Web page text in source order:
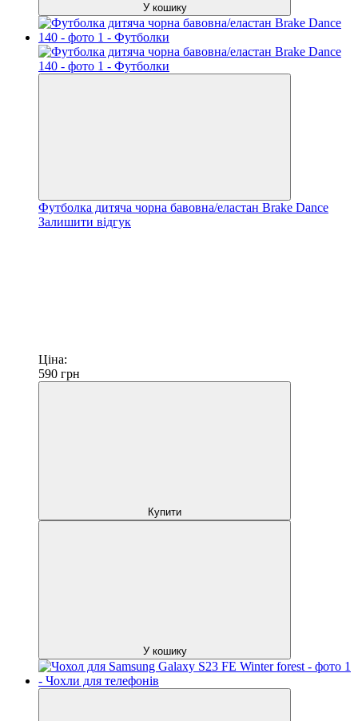
У кошику
Футболка дитяча чорна бавовна/еластан Brake Dance
Залишити відгук
Ціна:
590 грн
Купити
У кошику